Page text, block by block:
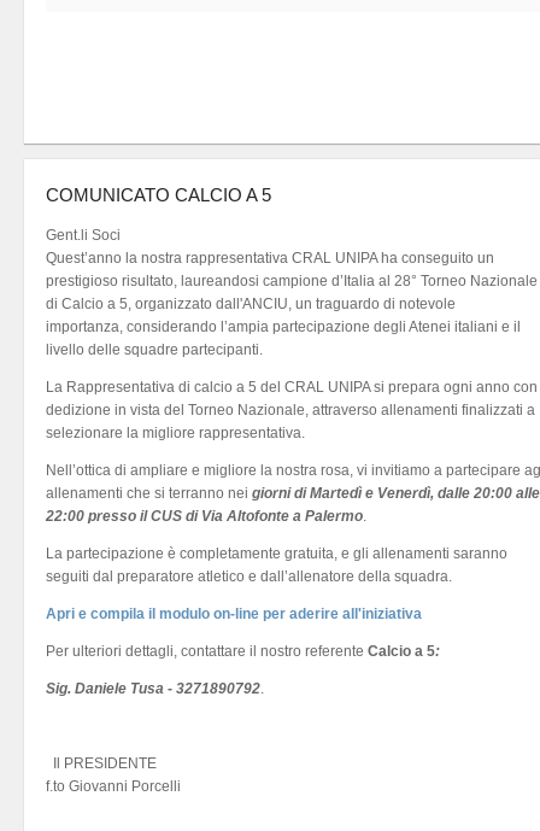
COMUNICATO CALCIO A 5
Gent.li Soci
Quest’anno la nostra rappresentativa CRAL UNIPA ha conseguito un
prestigioso risultato, laureandosi campione d’Italia al 28° Torneo Nazionale
di Calcio a 5, organizzato dall'ANCIU, un traguardo di notevole
importanza, considerando l’ampia partecipazione degli Atenei italiani e il
livello delle squadre partecipanti.
La Rappresentativa di calcio a 5 del CRAL UNIPA si prepara ogni anno con
dedizione in vista del Torneo Nazionale, attraverso allenamenti finalizzati a
selezionare la migliore rappresentativa.
Nell’ottica di ampliare e migliore la nostra rosa, vi invitiamo a partecipare
allenamenti che si terranno nei giorni di Martedì e Venerdì, dalle 20:00 alle
22:00 presso il CUS di Via Altofonte a Palermo.
La partecipazione è completamente gratuita, e gli allenamenti saranno
seguiti dal preparatore atletico e dall’allenatore della squadra.
Apri e compila il modulo on-line per aderire all'iniziativa
Per ulteriori dettagli, contattare il nostro referente Calcio a 5:
Sig. Daniele Tusa - 3271890792.
Il PRESIDENTE
f.to Giovanni Porcelli